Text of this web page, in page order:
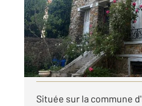
Maison à louer
1 190 €
par mois charges comprises
Visiter le site dédié
Située sur la commune